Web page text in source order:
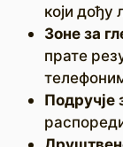
који дођу
Зоне за
прате
Подручје